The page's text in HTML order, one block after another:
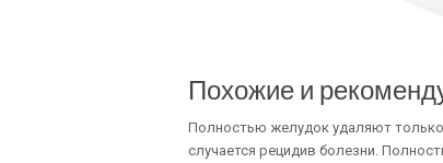
Похожие и
Полностью желудок удаляют только
случается рецидив болезни.